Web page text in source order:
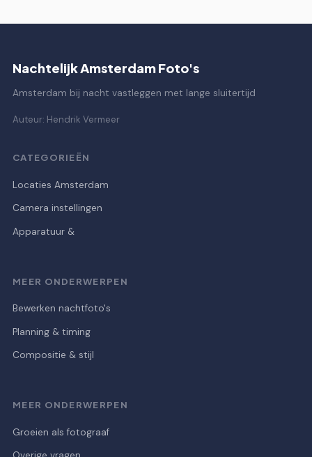
Nachtelijk Amsterdam Foto's
Amsterdam bij nacht vastleggen met lange sluitertijd
Auteur: Hendrik Vermeer
CATEGORIEËN
Locaties Amsterdam
Camera instellingen
Apparatuur &
MEER ONDERWERPEN
Bewerken nachtfoto's
Planning & timing
Compositie & stijl
MEER ONDERWERPEN
Groeien als fotograaf